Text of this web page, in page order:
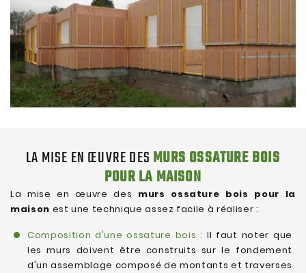
LA MISE EN ŒUVRE DES MURS OSSATURE BOIS
POUR LA MAISON
La mise en œuvre des murs ossature bois pour la
maison est une technique assez facile à réaliser :
Composition d'une ossature bois : Il faut noter que
les murs doivent être construits sur le fondement
d'un assemblage composé de montants et traverses